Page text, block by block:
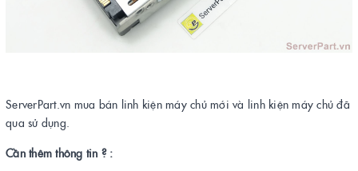
ServerPart.vn mua bán linh kiện máy chủ mới và linh kiện máy chủ đã
qua sử dụng.
Cần thêm thông tin ? :